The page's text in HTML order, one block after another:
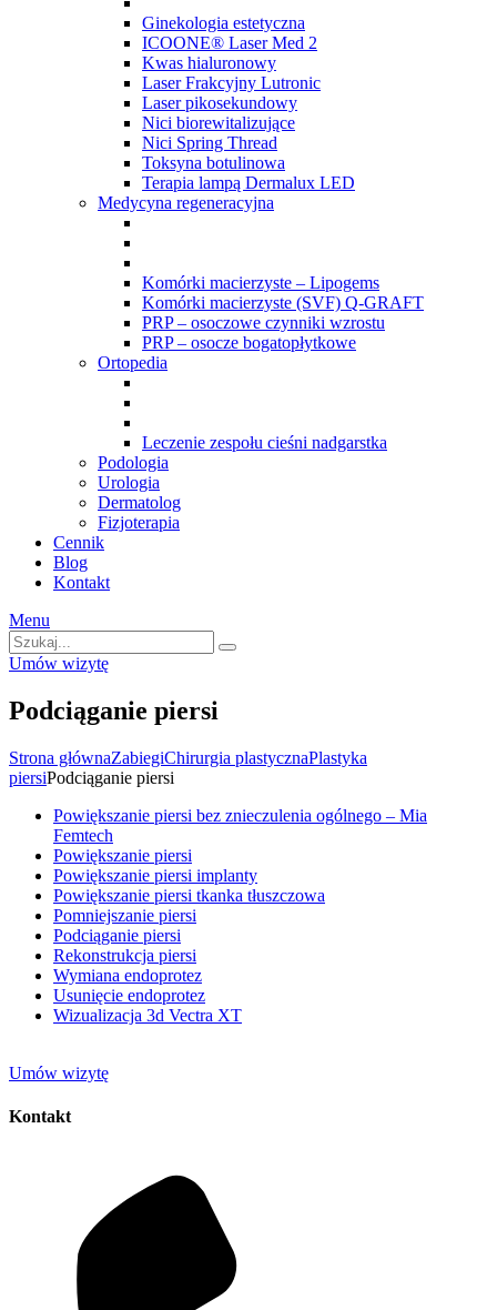
Ginekologia estetyczna
ICOONE® Laser Med 2
Kwas hialuronowy
Laser Frakcyjny Lutronic
Laser pikosekundowy
Nici biorewitalizujące
Nici Spring Thread
Toksyna botulinowa
Terapia lampą Dermalux LED
Medycyna regeneracyjna
Komórki macierzyste – Lipogems
Komórki macierzyste (SVF) Q-GRAFT
PRP – osoczowe czynniki wzrostu
PRP – osocze bogatopłytkowe
Ortopedia
Leczenie zespołu cieśni nadgarstka
Podologia
Urologia
Dermatolog
Fizjoterapia
Cennik
Blog
Kontakt
Menu
Umów wizytę
Podciąganie piersi
Strona głównaZabiegiChirurgia plastycznaPlastyka
piersiPodciąganie piersi
Powiększanie piersi bez znieczulenia ogólnego – Mia
Femtech
Powiększanie piersi
Powiększanie piersi implanty
Powiększanie piersi tkanka tłuszczowa
Pomniejszanie piersi
Podciąganie piersi
Rekonstrukcja piersi
Wymiana endoprotez
Usunięcie endoprotez
Wizualizacja 3d Vectra XT
Umów wizytę
Kontakt